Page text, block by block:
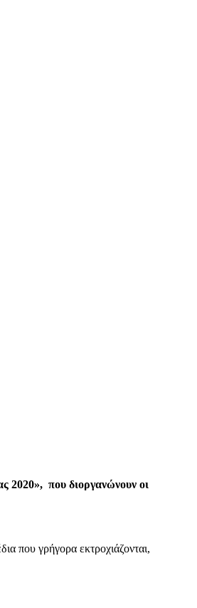
2020», που διοργανώνουν οι
που γρήγορα εκτροχιάζονται,